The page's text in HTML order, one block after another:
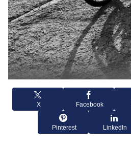
X Facebook
Pinterest LinkedIn